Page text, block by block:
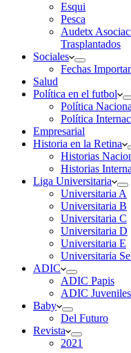
Esqui
Pesca
Audetx
Trasplantados
Sociales
Fechas
Salud
Política en el futbol
Política
Política
Empresarial
Historia en la Retina
Historias
Historias
Liga Universitaria
Universitaria A
Universitaria B
Universitaria C
Universitaria D
Universitaria E
Universitaria
ADIC
ADIC Papis
ADIC Juveniles
Baby
Del Futuro
Revista
2021